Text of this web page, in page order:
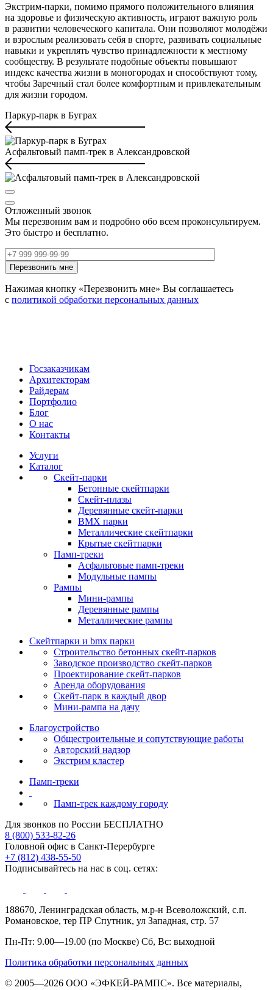
Экстрим-парки, помимо прямого положительного влияния
на здоровье и физическую активность, играют важную роль
в развитии человеческого капитала. Они позволяют молодёжи
и взрослым реализовать себя в спорте, развивать социальные
навыки и укреплять чувство принадлежности к местному
сообществу. В результате подобные объекты повышают
индекс качества жизни в моногородах и способствуют тому,
чтобы Заречный стал более комфортным и привлекательным
для жизни городом.
Паркур-парк в Буграх
Асфальтовый памп-трек в Александровской
Отложенный звонок
Мы перезвоним вам и подробно обо всем проконсультируем.
Это быстро и бесплатно.
Нажимая кнопку «Перезвонить мне» Вы соглашаетесь
с политикой обработки персональных данных
Госзаказчикам
Архитекторам
Райдерам
Портфолио
Блог
О нас
Контакты
Услуги
Каталог
Скейт‑парки
Бетонные скейтпарки
Скейт‑плазы
Деревянные скейт‑парки
BMX парки
Металлические скейтпарки
Крытые скейтпарки
Памп‑треки
Асфальтовые памп‑треки
Модульные пампы
Рампы
Мини-рампы
Деревянные рампы
Металлические рампы
Скейтпарки и bmx парки
Строительство бетонных скейт‑парков
Заводское производство скейт-парков
Проектирование скейт-парков
Аренда оборудования
Скейт-парк в каждый двор
Мини-рампа на дачу
Благоустройство
Общестроительные и сопутствующие работы
Авторский надзор
Экстрим кластер
Памп‑треки
Памп-трек каждому городу
Для звонков по России БЕСПЛАТНО
8 (800) 533-82-26
Головной офис в Санкт-Перербурге
+7 (812) 438-55-50
Подписывайтесь на нас в соц. сетях:
188670, Ленинградская область, м.р-н Всеволожский, с.п.
Романовское, тер ПР Спутник, ул Западная, стр. 57
Пн-Пт: 9.00—19.00 (по Москве) Сб, Вс: выходной
Политика обработки персональных данных
© 2005—2026 ООО «ЭФКЕЙ-РАМПС». Все материалы,